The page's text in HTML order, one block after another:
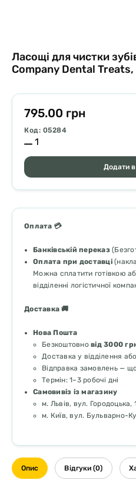
Ласощі для чистки
Company Dental
795.00 грн
Код: 05284
Додати
Оплата 💳
Банківській переказ
Оплата при доставці
Можна сплатити готівкою
відділенні логістичної
Доставка 🚚
Нова Пошта
Безкоштовно від 3000
Доставка у відділення
Відправка замовлень —
Термін: 1–3 робочі дні
Самовивіз із магазину
м. Львів, вул. Городоцька,
м. Київ, вул. Бульварно-
Опис Відгуки (0)